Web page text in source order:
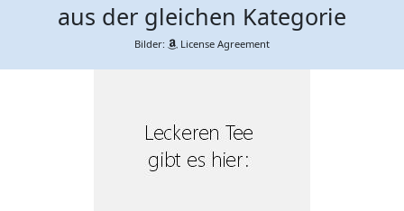
aus der gleichen Kategorie
Bilder: License Agreement